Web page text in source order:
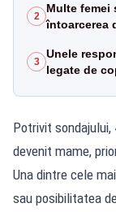
2
Multe
întoarcerea
3
Unele
legate de
Potrivit sondajului,
devenit mame,
Una dintre cele
sau posibilitatea